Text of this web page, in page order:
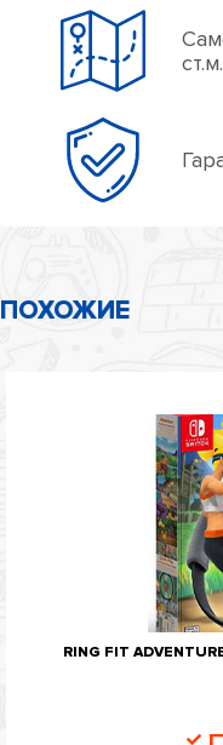
ПОХОЖИЕ
RING FIT